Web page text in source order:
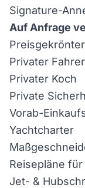
Signature-
Auf Anfrage
Privater Fahrer
Privater Koch
Private
Vorab-
Yachtcharter
Reisepläne
Jet- &